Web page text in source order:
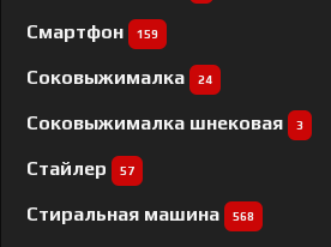
Смартфон 159
Соковыжималка 24
Соковыжималка шнековая 3
Стайлер 57
Стиральная машина 568